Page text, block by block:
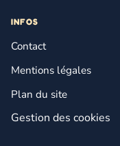
INFOS
Contact
Mentions légales
Plan du site
Gestion des cookies